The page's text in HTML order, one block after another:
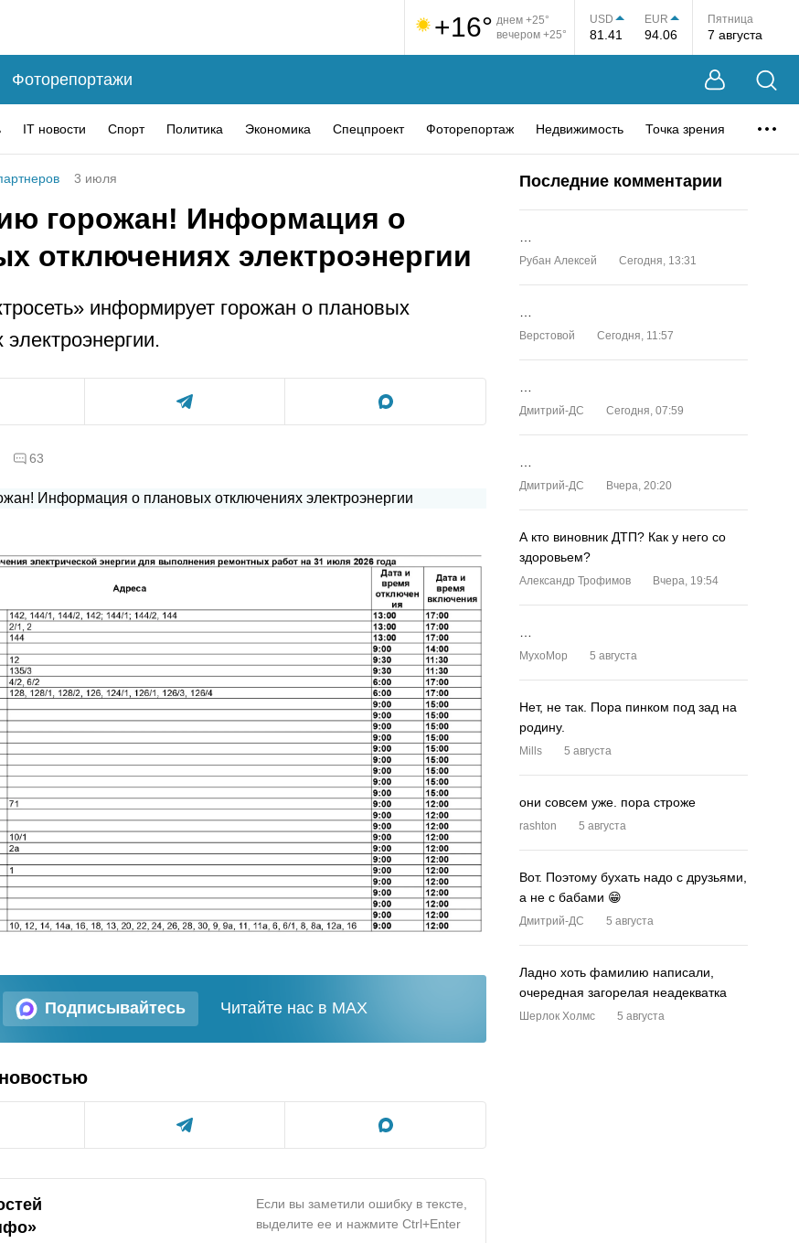
+16° днем +25°
вечером +25°
USD
81.41
EUR
94.06
Пятница
7 августа
Фоторепортажи
IT новости Спорт Политика Экономика Спецпроект Фоторепортаж Недвижимость Точка зрения
3 июля
горожан! Информация о
отключениях электроэнергии
информирует горожан о плановых
63
Подписывайтесь Читайте нас в MAX
Если вы заметили ошибку в тексте,
выделите ее и нажмите Ctrl+Enter
Последние комментарии
Рубан Алексей Сегодня, 13:31
Верстовой Сегодня, 11:57
Дмитрий-ДС Сегодня, 07:59
Дмитрий-ДС Вчера, 20:20
А кто виновник ДТП? Как у него со
здоровьем?
Александр Трофимов Вчера, 19:54
MyxoMop 5 августа
Нет, не так. Пора пинком под зад на
родину.
Mills 5 августа
они совсем уже. пора строже
rashton 5 августа
Вот. Поэтому бухать надо с друзьями,
а не с бабами 😁
Дмитрий-ДС 5 августа
Ладно хоть фамилию написали,
очередная загорелая неадекватка
Шерлок Холмс 5 августа